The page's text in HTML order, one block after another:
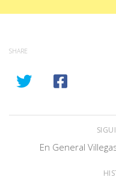
SHARE
En General